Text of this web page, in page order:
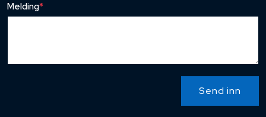
Melding*
Send inn